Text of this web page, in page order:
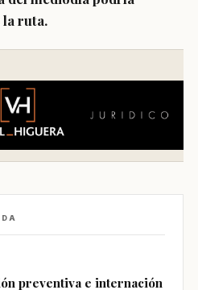
ruta.
preventiva e internación